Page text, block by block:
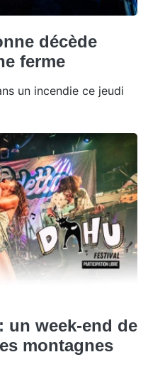
décède
ferme
un incendie ce jeudi
un week-end de
montagnes